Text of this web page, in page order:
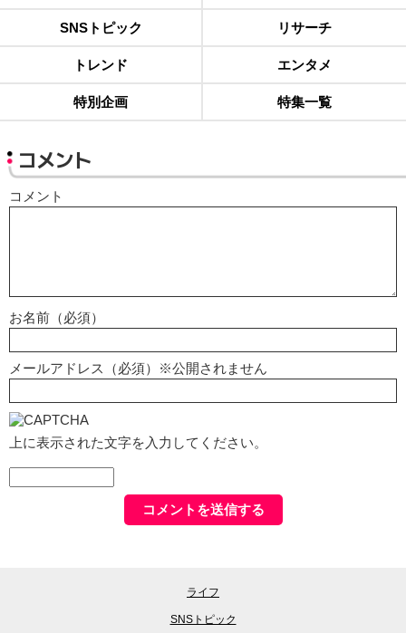
SNSトピック リサーチ
トレンド エンタメ
特別企画 特集一覧
コメント
コメント
お名前（必須）
メールアドレス（必須）※公開されません
上に表示された文字を入力してください。
ライフ
SNSトピック